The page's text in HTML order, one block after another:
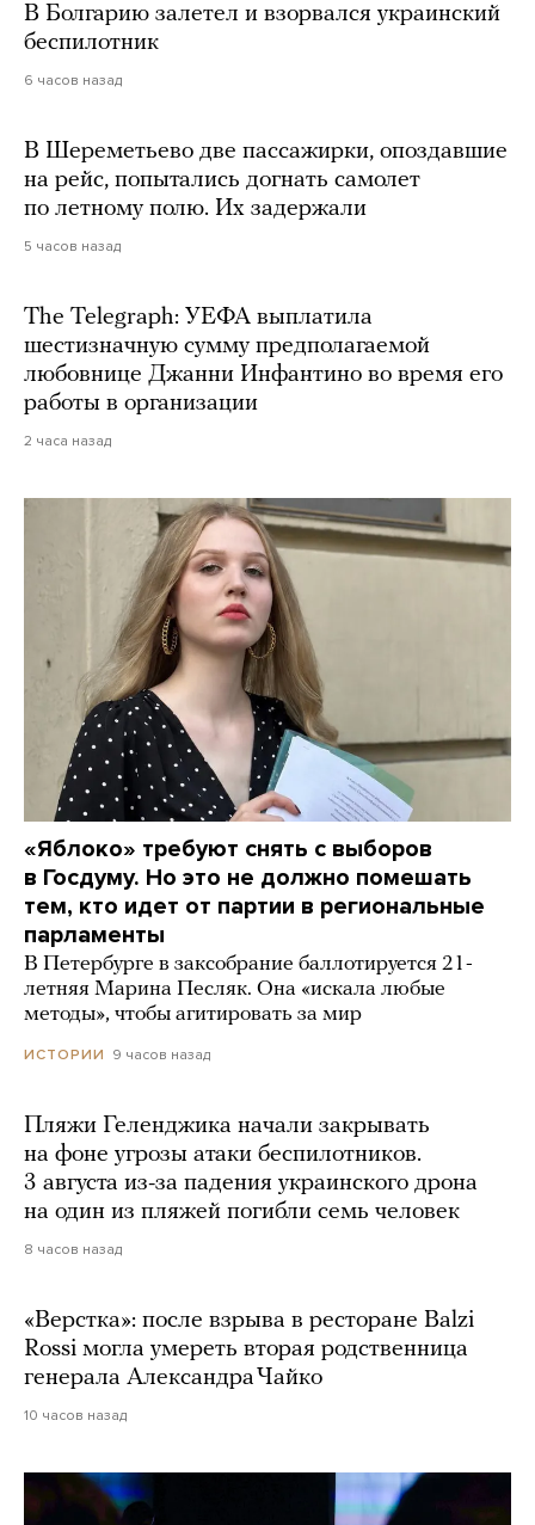
В Болгарию залетел и взорвался украинский
беспилотник
6 часов назад
В Шереметьево две пассажирки, опоздавшие
на рейс, попытались догнать самолет
по летному полю. Их задержали
5 часов назад
The Telegraph: УЕФА выплатила
шестизначную сумму предполагаемой
любовнице Джанни Инфантино во время его
работы в организации
2 часа назад
«Яблоко» требуют снять с выборов
в Госдуму. Но это не должно помешать
тем, кто идет от партии в региональные
парламенты
В Петербурге в заксобрание баллотируется 21-
летняя Марина Песляк. Она «искала любые
методы», чтобы агитировать за мир
ИСТОРИИ 9 часов назад
Пляжи Геленджика начали закрывать
на фоне угрозы атаки беспилотников.
3 августа из-за падения украинского дрона
на один из пляжей погибли семь человек
8 часов назад
«Верстка»: после взрыва в ресторане Balzi
Rossi могла умереть вторая родственница
генерала Александра Чайко
10 часов назад